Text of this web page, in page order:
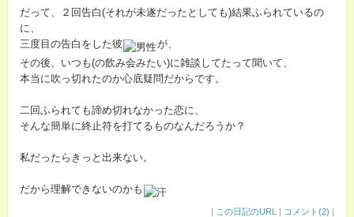
だって、２回告白(それが未遂だったとしても)結果ふられているの
に、
三度目の告白をした彼
が、
その後、いつも(の飲み会みたい)に雑談してたって聞いて、
本当に吹っ切れたのか心底疑問だからです。
二回ふられても諦め切れなかった恋に、
そんな簡単に終止符を打てるものなんだろうか？
私だったらきっと出来ない。
だから理解できないのかも
| この日記のURL | コメント(2) |